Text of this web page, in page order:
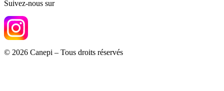
Suivez-nous sur
© 2026 Canepi – Tous droits réservés